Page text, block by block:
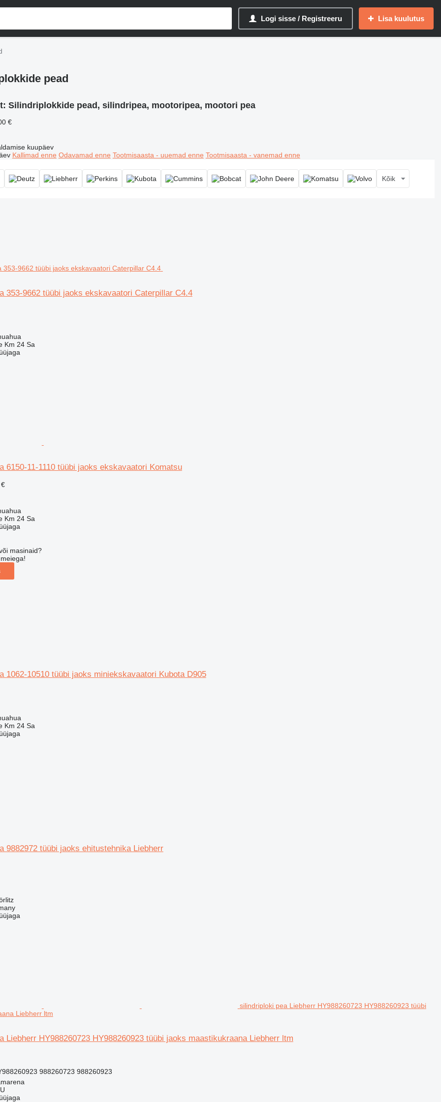
Logi sisse / Registreeru Lisa kuulutus
pead
Silindriplokkide pead, silindripea, mootoripea, mootori pea
€
kuupäev
Kallimad enne Odavamad enne Tootmisaasta - uuemad enne Tootmisaasta - vanemad enne
Kõik
353-9662 tüübi jaoks ekskavaatori Caterpillar C4.4
Km 24 Sa
6150-11-1110 tüübi jaoks ekskavaatori Komatsu
Km 24 Sa
masinaid?
1062-10510 tüübi jaoks miniekskavaatori Kubota D905
Km 24 Sa
9882972 tüübi jaoks ehitustehnika Liebherr
silindriploki pea Liebherr HY988260723 HY988260923 tüübi
Liebherr ltm
Liebherr HY988260723 HY988260923 tüübi jaoks maastikukraana Liebherr ltm
988260723 988260923